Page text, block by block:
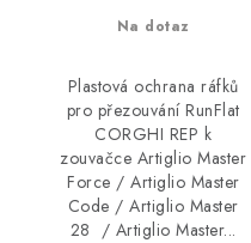
Na dotaz
Plastová ochrana ráfků
pro přezouvání RunFlat
CORGHI REP k
zouvačce Artiglio Master
Force / Artiglio Master
Code / Artiglio Master
28 / Artiglio Master...